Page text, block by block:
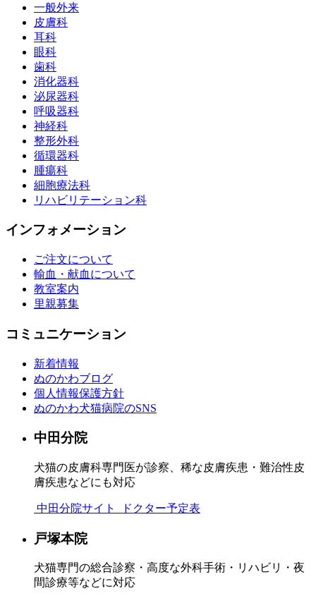
一般外来
皮膚科
耳科
眼科
歯科
消化器科
泌尿器科
呼吸器科
神経科
整形外科
循環器科
腫瘍科
細胞療法科
リハビリテーション科
インフォメーション
ご注文について
輸血・献血について
教室案内
里親募集
コミュニケーション
新着情報
ぬのかわブログ
個人情報保護方針
ぬのかわ犬猫病院のSNS
中田分院
犬猫の皮膚科専門医が診察、稀な皮膚疾患・難治性皮
膚疾患などにも対応
中田分院サイト ドクター予定表
戸塚本院
犬猫専門の総合診察・高度な外科手術・リハビリ・夜
間診療等などに対応